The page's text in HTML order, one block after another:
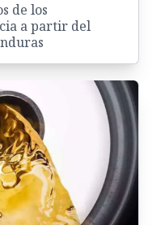
de los
a partir del